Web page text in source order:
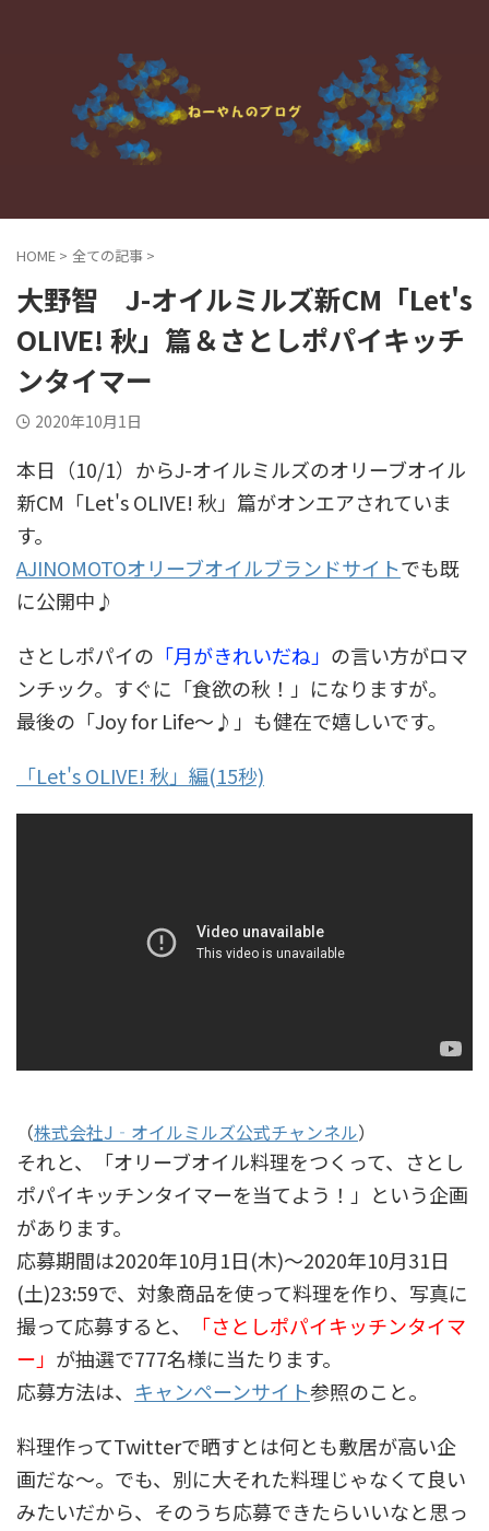
HOME > 全ての記事 >
大野智 J-オイルミルズ新CM「Let's
OLIVE! 秋」篇＆さとしポパイキッチ
ンタイマー
2020年10月1日
本日（10/1）からJ-オイルミルズのオリーブオイル
新CM「Let's OLIVE! 秋」篇がオンエアされていま
す。
AJINOMOTOオリーブオイルブランドサイトでも既
に公開中♪
さとしポパイの 「月がきれいだね」 の言い方がロマ
ンチック。すぐに「食欲の秋！」になりますが。
最後の「Joy for Life～♪」も健在で嬉しいです。
「Let's OLIVE! 秋」編(15秒)
（株式会社J‐オイルミルズ公式チャンネル）
それと、「オリーブオイル料理をつくって、さとし
ポパイキッチンタイマーを当てよう！」という企画
があります。
応募期間は2020年10月1日(木)～2020年10月31日
(土)23:59で、対象商品を使って料理を作り、写真に
撮って応募すると、
「さとしポパイキッチンタイマ
ー」 が抽選で777名様に当たります。
応募方法は、 キャンペーンサイト参照のこと。
料理作ってTwitterで晒すとは何とも敷居が高い企
画だな～。でも、別に大それた料理じゃなくて良い
みたいだから、そのうち応募できたらいいなと思っ